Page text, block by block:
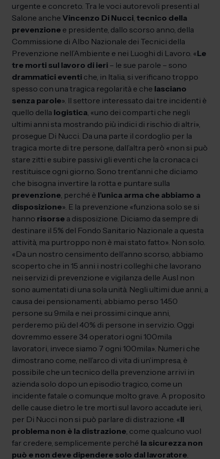
urgente e concreto. Tra le voci autorevoli presenti al
Salone anche Vincenzo Di Nucci tecnico della
prevenzione e presidente, dallo scorso anno, della
Commissione di Albo Nazionale dei Tecnici della
Prevenzione nell’Ambiente e nei Luoghi di Lavoro. «Le
tre morti sul lavoro di ieri – le sue parole – sono
drammatici eventi che, in Italia, si verificano troppo
spesso con una tragica regolarità e che lasciano
senza parole». Il settore interessato dai tre incidenti è
quello della logistica , «uno dei comparti che negli
ultimi anni sta mostrando più indici di rischio di altri»,
prosegue Di Nucci. Da una parte il cordoglio per la
tragica morte di tre persone, dall’altra però «non si può
stare zitti e subire passivi gli eventi che la cronaca ci
restituisce ogni giorno. Sono trent’anni che diciamo
che bisogna invertire la rotta e puntare sulla
prevenzione , perché è l’unica arma che abbiamo a
disposizione». E la prevenzione «funziona solo se si
hanno risorse a disposizione. Diciamo da sempre di
destinare il 5% del Fondo Sanitario Nazionale a questa
attività, ma purtroppo non è mai stato fatto». Non solo.
«Da un nostro censimento dell’anno scorso, abbiamo
scoperto che in 15 anni i nostri colleghi che lavorano
nei servizi di prevenzione e vigilanza delle Ausl non
sono aumentati di una sola unità. Negli ultimi due anni, a
causa dei pensionamenti, abbiamo perso 1.450
persone su 9mila e nei prossimi cinque anni,
perderemo più del 40% di persone in servizio. Oggi
dovremmo essere 34 operatori ogni 100mila
lavoratori, invece siamo 7 ogni 100mila». Numeri che
dimostrano come, nell’arco di vita di un’impresa, è
possibile che un tecnico della prevenzione arrivi in
azienda solo dopo un episodio tragico, come un
incidente fatale o comunque molto grave. A proposito
delle cause dietro le tre morti sul lavoro accadute ieri,
per Di Nucci non si può parlare di distrazione. «Il
problema non è la distrazione , come qualcuno vuol
far credere, semplicemente perché la sicurezza non
può e non deve dipendere solo dal lavoratore